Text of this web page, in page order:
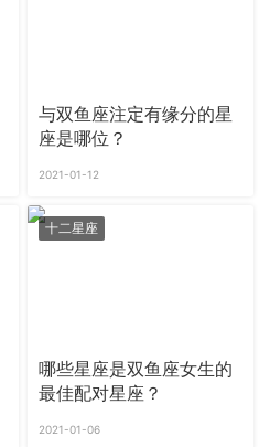
与双鱼座注定有缘分的星
座是哪位？
2021-01-12
十二星座
哪些星座是双鱼座女生的
最佳配对星座？
2021-01-06